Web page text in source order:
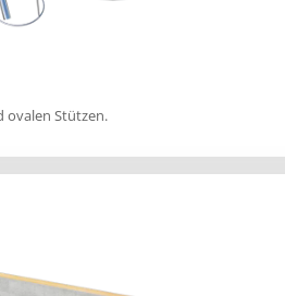
ovalen Stützen.